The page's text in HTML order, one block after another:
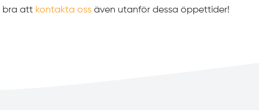
bra att kontakta oss även utanför dessa öppettider!